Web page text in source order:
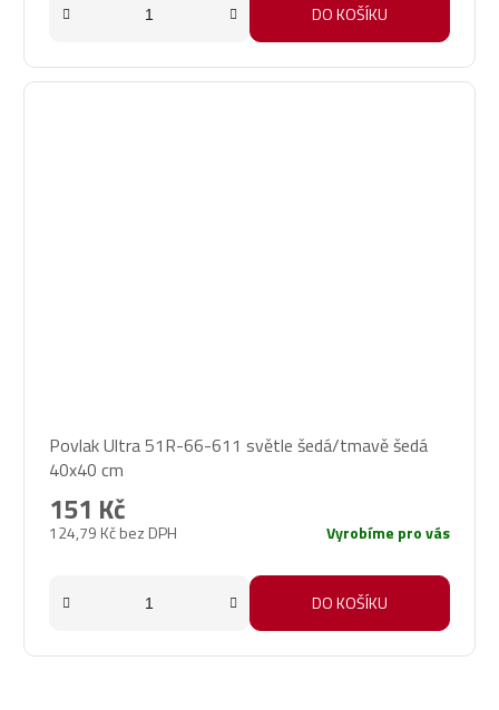
DO KOŠÍKU
Povlak Ultra 51R-66-611 světle šedá/tmavě šedá
40x40 cm
124,79 Kč bez DPH
151 Kč
Vyrobíme pro vás
DO KOŠÍKU